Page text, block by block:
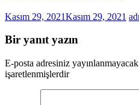
Kasım 29, 2021Kasım 29, 2021
Bir yanıt yazın
E-posta adresiniz
işaretlenmişlerdir